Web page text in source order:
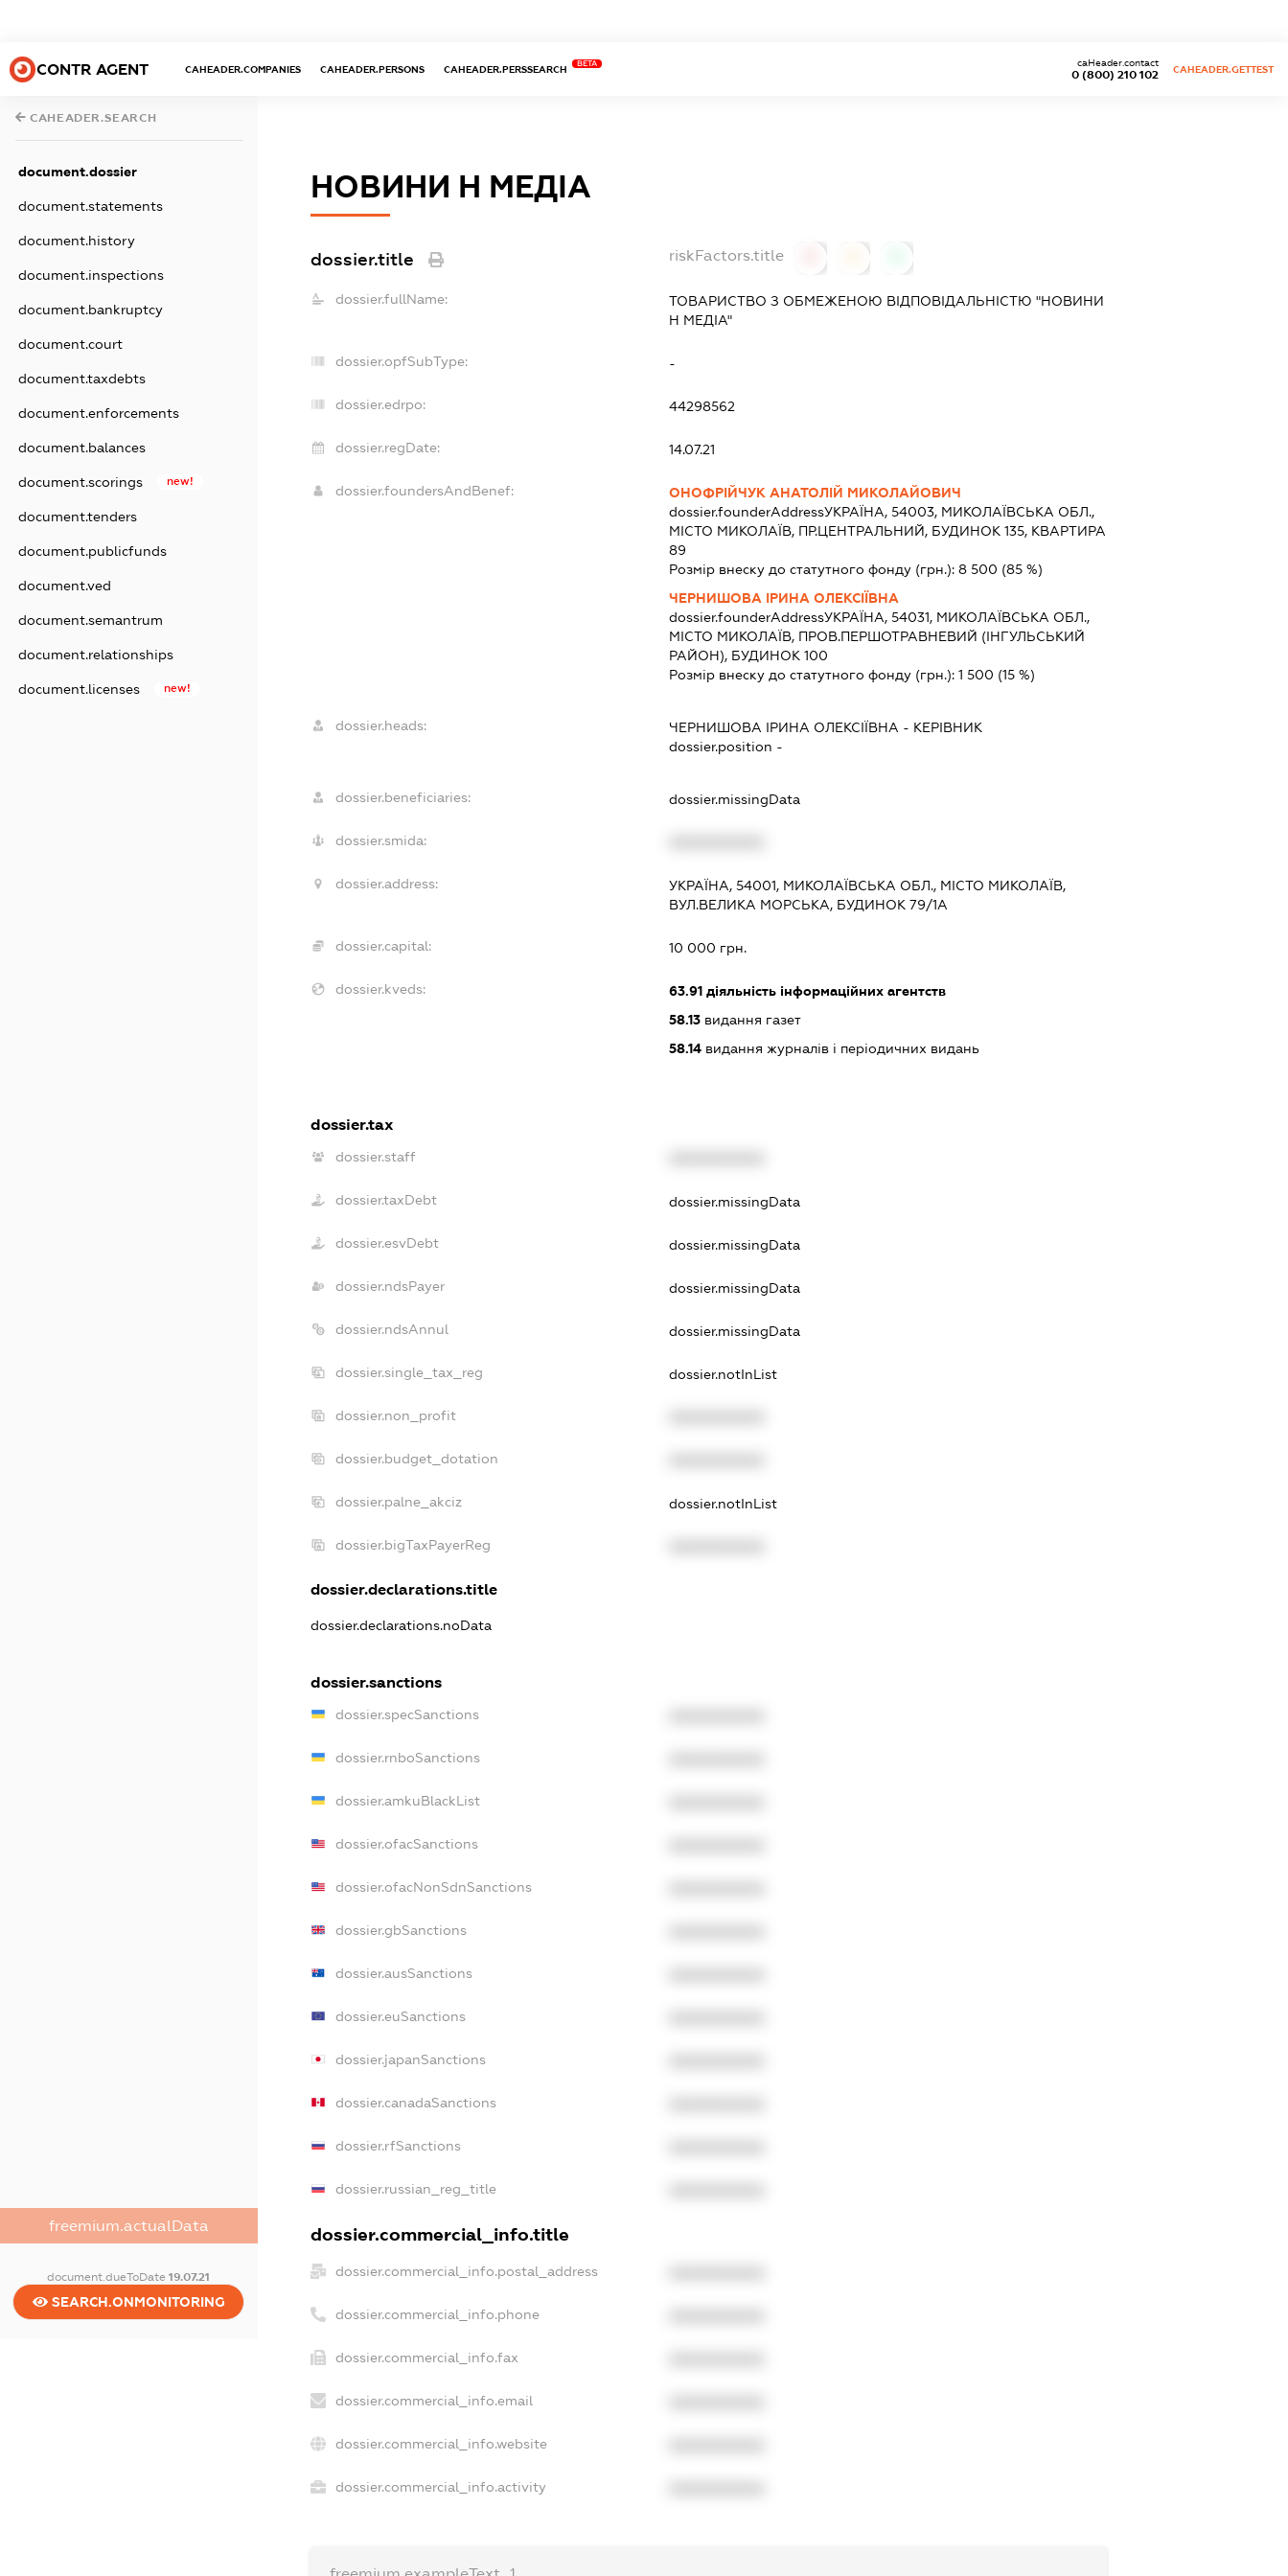
CONTR AGENT CAHEADER.COMPANIES CAHEADER.PERSONS CAHEADER.PERSSEARCH
BETA
0 (800) 210 102
caHeader.contact
CAHEADER.GETTEST
CAHEADER.SEARCH
document.dossier
document.statements
document.history
document.inspections
document.bankruptcy
document.court
document.taxdebts
document.enforcements
document.balances
document.scorings new!
document.tenders
document.publicfunds
document.ved
document.semantrum
document.relationships
document.licenses new!
freemium.actualData
document.dueToDate19.07.21
SEARCH.ONMONITORING
НОВИНИ Н МЕДІА
dossier.title riskFactors.title
dossier.fullName:
ТОВАРИСТВО З ОБМЕЖЕНОЮ ВІДПОВІДАЛЬНІСТЮ "НОВИНИ
Н МЕДІА"
dossier.opfSubType: -
dossier.edrpo: 44298562
dossier.regDate: 14.07.21
dossier.foundersAndBenef:
ОНОФРІЙЧУК АНАТОЛІЙ МИКОЛАЙОВИЧ
dossier.founderAddressУКРАЇНА, 54003, МИКОЛАЇВСЬКА ОБЛ.,
МІСТО МИКОЛАЇВ, ПР.ЦЕНТРАЛЬНИЙ, БУДИНОК 135, КВАРТИРА
89
Розмір внеску до статутного фонду (грн.): 8 500 (85 %)
ЧЕРНИШОВА ІРИНА ОЛЕКСІЇВНА
dossier.founderAddressУКРАЇНА, 54031, МИКОЛАЇВСЬКА ОБЛ.,
МІСТО МИКОЛАЇВ, ПРОВ.ПЕРШОТРАВНЕВИЙ (ІНГУЛЬСЬКИЙ
РАЙОН), БУДИНОК 100
Розмір внеску до статутного фонду (грн.): 1 500 (15 %)
dossier.heads: ЧЕРНИШОВА ІРИНА ОЛЕКСІЇВНА - КЕРІВНИК
dossier.position -
dossier.beneficiaries: dossier.missingData
dossier.smida:
dossier.address:
УКРАЇНА, 54001, МИКОЛАЇВСЬКА ОБЛ., МІСТО МИКОЛАЇВ,
ВУЛ.ВЕЛИКА МОРСЬКА, БУДИНОК 79/1А
dossier.capital: 10 000 грн.
dossier.kveds: 63.91діяльність інформаційних агентств
58.13видання газет
58.14видання журналів і періодичних видань
dossier.tax
dossier.staff
dossier.taxDebt dossier.missingData
dossier.esvDebt dossier.missingData
dossier.ndsPayer dossier.missingData
dossier.ndsAnnul dossier.missingData
dossier.single_tax_reg dossier.notInList
dossier.non_profit
dossier.budget_dotation
dossier.palne_akciz dossier.notInList
dossier.bigTaxPayerReg
dossier.declarations.title
dossier.declarations.noData
dossier.sanctions
dossier.specSanctions
dossier.rnboSanctions
dossier.amkuBlackList
dossier.ofacSanctions
dossier.ofacNonSdnSanctions
dossier.gbSanctions
dossier.ausSanctions
dossier.euSanctions
dossier.japanSanctions
dossier.canadaSanctions
dossier.rfSanctions
dossier.russian_reg_title
dossier.commercial_info.title
dossier.commercial_info.postal_address
dossier.commercial_info.phone
dossier.commercial_info.fax
dossier.commercial_info.email
dossier.commercial_info.website
dossier.commercial_info.activity